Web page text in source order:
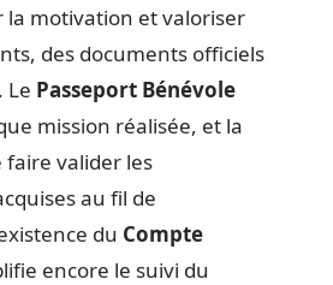
la motivation et valoriser
des documents officiels
Le Passeport Bénévole
mission réalisée, et la
faire valider les
au fil de
du Compte
encore le suivi du